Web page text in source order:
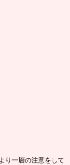
り一層の注意をして